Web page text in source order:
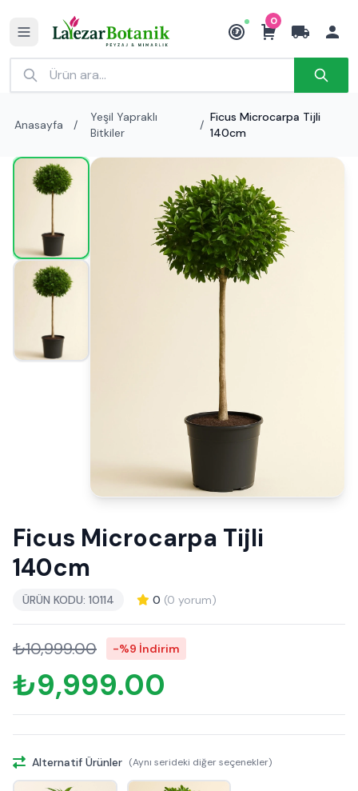
₺
0
Anasayfa /
Yeşil Yapraklı
Bitkiler
/
Ficus Microcarpa Tijli
140cm
Ficus Microcarpa Tijli
140cm
ÜRÜN KODU: 10114 0 (0 yorum)
₺10,999.00 -%9 İndirim
₺9,999.00
Alternatif Ürünler (Aynı serideki diğer seçenekler)